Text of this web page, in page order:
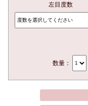
左目度数
数量：